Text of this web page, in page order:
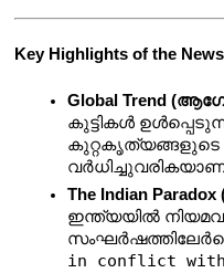
Key Highlights of the News
Global Trend
കുട്ടികൾ
കുറ്റകൃത്യങ്ങളുടെ
The Indian
ഇന്ത്യയിൽ
in conflict